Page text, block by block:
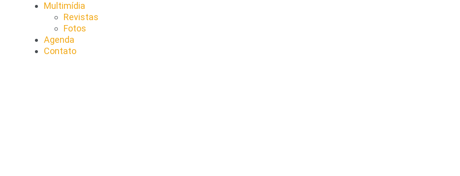
Multimídia
Revistas
Fotos
Agenda
Contato